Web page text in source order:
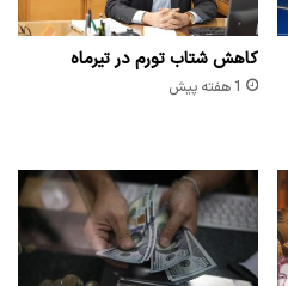
کاهش شتاب تورم در تیرماه
1 هفته پیش